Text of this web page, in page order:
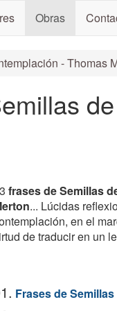
Obras
- Thomas
frases de Semillas
... Lúcidas
en el
de traducir en un
Frases de